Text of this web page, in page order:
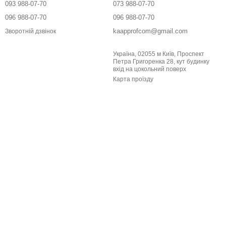
093 988-07-70
096 988-07-70
Зворотній дзвінок
073 988-07-70
096 988-07-70
kaapprofcom@gmail.com
Україна, 02055 м Київ, Проспект
Петра Григоренка 28, кут будинку
вхід на цокольний поверх
Карта проїзду